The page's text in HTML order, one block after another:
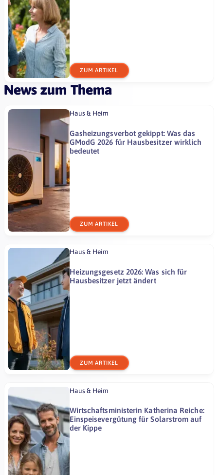
ZUM ARTIKEL
News zum Thema
Haus & Heim
Gasheizungsverbot gekippt: Was das
GModG 2026 für Hausbesitzer wirklich
bedeutet
ZUM ARTIKEL
Haus & Heim
Heizungsgesetz 2026: Was sich für
Hausbesitzer jetzt ändert
ZUM ARTIKEL
Haus & Heim
Wirtschaftsministerin Katherina Reiche:
Einspeisevergütung für Solarstrom auf
der Kippe